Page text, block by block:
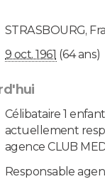
STRASBOURG,
9 oct. 1961 (64 ans)
Célibataire 1
actuellement
agence CLUB
Responsable